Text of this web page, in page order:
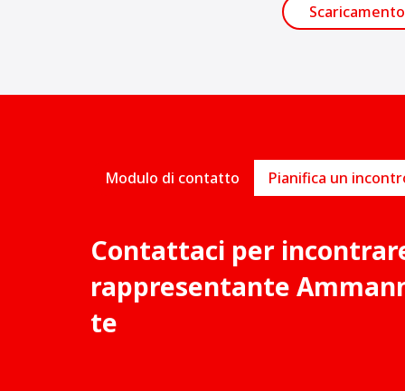
Scaricamento
Modulo di contatto
Contattaci per
rappresentante
te